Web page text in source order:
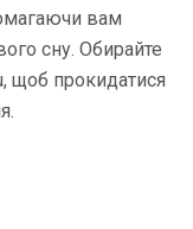
вам
сну. Обирайте
щоб прокидатися